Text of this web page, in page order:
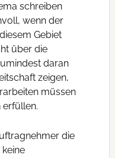
schreiben
wenn der
Gebiet
über die
daran
zeigen,
müssen
die